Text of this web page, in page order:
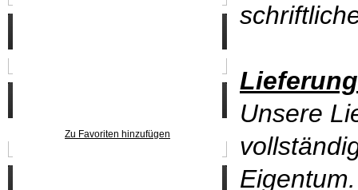
Zu Favoriten hinzufügen
Lieferung
Unsere
Eigentum.